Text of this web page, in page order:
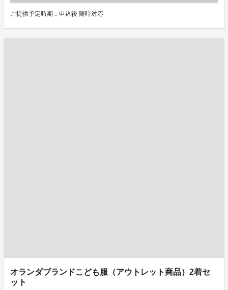
ご提供予定時期：申込後 随時対応
オランダブランドこども服（アウトレット商品）2着セ
ット